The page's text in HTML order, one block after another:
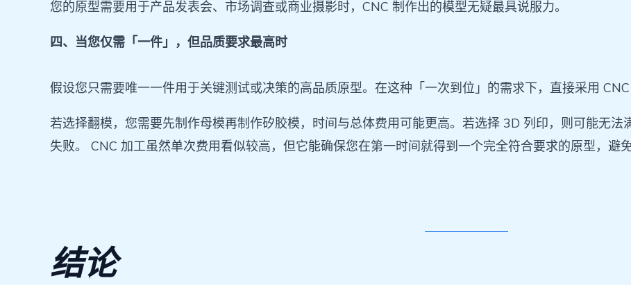
您的原型需要用于产品发表会、市场调查或商业摄影时，CNC 制作出的模型无疑最具说服力。
四、当您仅需「一件」，但品质要求最高时
假设您只需要唯一一件用于关键测试或决策的高品质原型。在这种「一次到位」的需求下，直接采用 CNC
若选择翻模，您需要先制作母模再制作矽胶模，时间与总体费用可能更高。若选择 3D 列印，则可能无
失败。 CNC 加工虽然单次费用看似较高，但它能确保您在第一时间就得到一个完全符合要求的原型，避
结论